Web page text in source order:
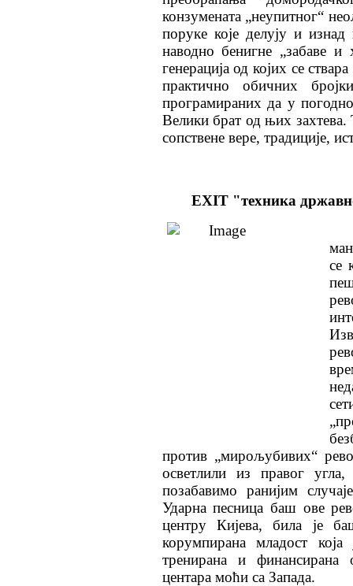
конзумената „неупитног“
поруке које делују и
наводно бенигне „забаве
генерација од којих се
практично обичних
програмираних да у
Велики брат од њих
сопствене вере, традиције,
EXIT "техника
се
против „мирољубивих“
осветлили из правог
позабавимо ранијим
Ударна песница баш ове
центру Кијева, била је
корумпирана младост
тренирана и финансирана
центара моћи са Запада.